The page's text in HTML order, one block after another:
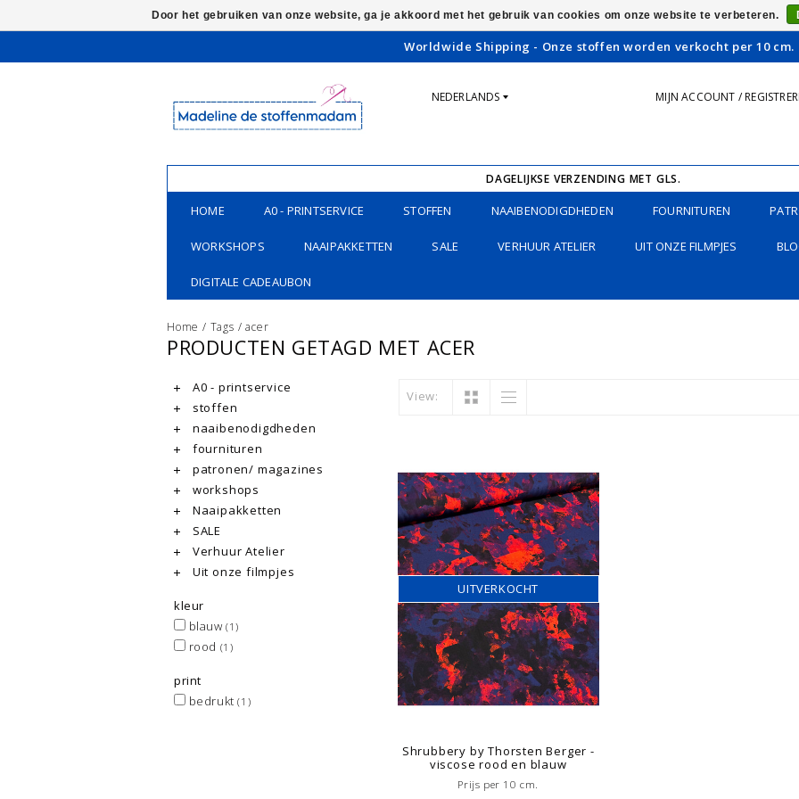
Worldwide Shipping - Onze stoffen worden verkocht per 10 cm.
NEDERLANDS MIJN ACCOUNT /
DAGELIJKSE VERZENDING MET GLS.
HOME A0 - PRINTSERVICE STOFFEN NAAIBENODIGDHEDEN FOURNITUREN
WORKSHOPS NAAIPAKKETTEN SALE VERHUUR ATELIER UIT ONZE FILMPJES
DIGITALE CADEAUBON
Home / Tags /acer
PRODUCTEN GETAGD MET ACER
A0 - printservice
stoffen
naaibenodigdheden
fournituren
patronen/ magazines
workshops
Naaipakketten
SALE
Verhuur Atelier
Uit onze filmpjes
kleur
blauw(1)
rood (1)
print
bedrukt(1)
View:
UITVERKOCHT
Shrubbery by Thorsten Berger -
viscose rood en blauw
Prijs per 10 cm.
Door het gebruiken van onze website, ga je akkoord met het gebruik van cookies om onze website te verbeteren.